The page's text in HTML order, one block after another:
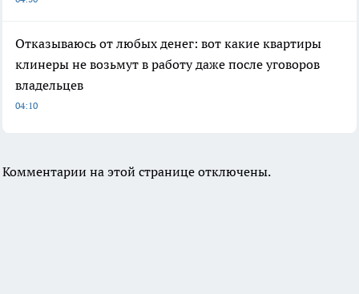
Отказываюсь от любых денег: вот какие квартиры
клинеры не возьмут в работу даже после уговоров
владельцев
04:10
Комментарии на этой странице отключены.